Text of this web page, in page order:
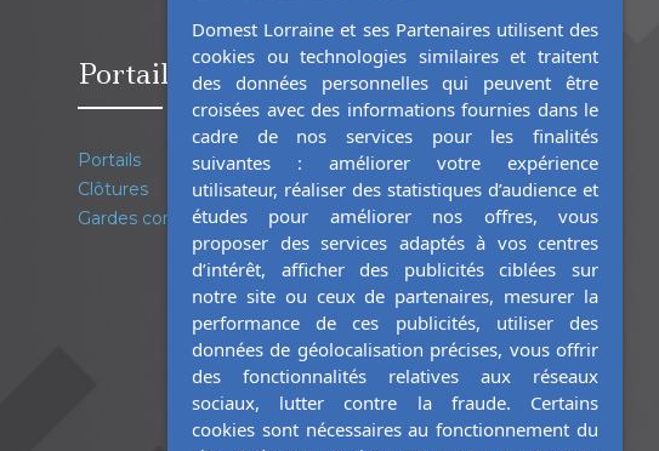
Portails Clôtures Garde-corps
Portails
Clôtures
Gardes corps
Domest Lorraine et ses Partenaires utilisent des
cookies ou technologies similaires et traitent
des données personnelles qui peuvent être
croisées avec des informations fournies dans le
cadre de nos services pour les finalités
suivantes : améliorer votre expérience
utilisateur, réaliser des statistiques d’audience et
études pour améliorer nos offres, vous
proposer des services adaptés à vos centres
d’intérêt, afficher des publicités ciblées sur
notre site ou ceux de partenaires, mesurer la
performance de ces publicités, utiliser des
données de géolocalisation précises, vous offrir
des fonctionnalités relatives aux réseaux
sociaux, lutter contre la fraude. Certains
cookies sont nécessaires au fonctionnement du